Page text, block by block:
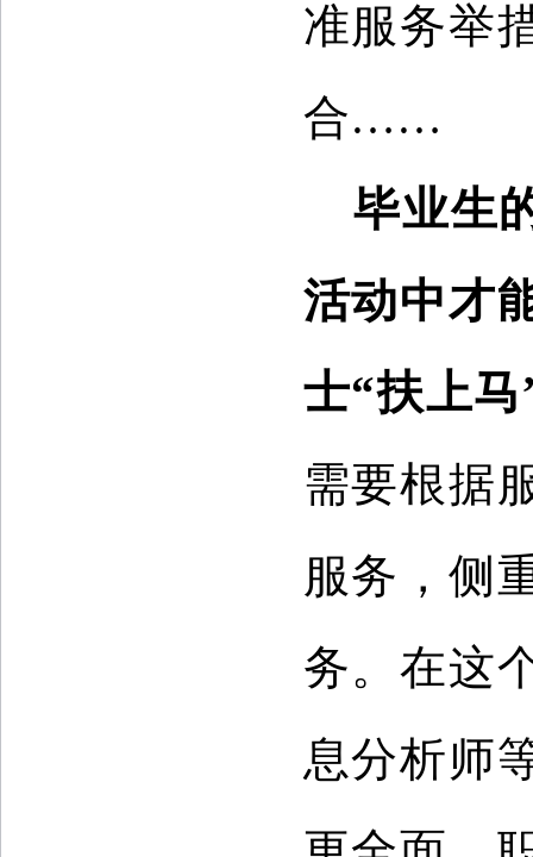
准服务举
合……
毕业生
活动中才
士“扶上
需要根据
服务，侧
务。在这
息分析师